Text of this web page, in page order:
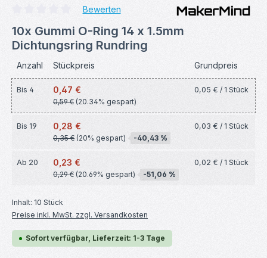
Bewerten
10x Gummi O-Ring 14 x 1.5mm
Dichtungsring Rundring
Anzahl Stückpreis Grundpreis
Bis 4 0,47 €
0,59 € (20.34% gespart)
0,05 € / 1 Stück
Bis 19 0,28 €
0,35 € (20% gespart) -40,43 %
0,03 € / 1 Stück
Ab 20 0,23 €
0,29 € (20.69% gespart) -51,06 %
0,02 € / 1 Stück
Inhalt: 10 Stück
Preise inkl. MwSt. zzgl. Versandkosten
Sofort verfügbar, Lieferzeit: 1-3 Tage